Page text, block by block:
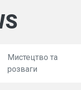
Мистецтво та
розваги